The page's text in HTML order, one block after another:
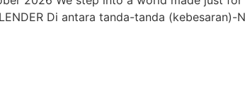
Di antara tanda-tanda (kebesaran)-